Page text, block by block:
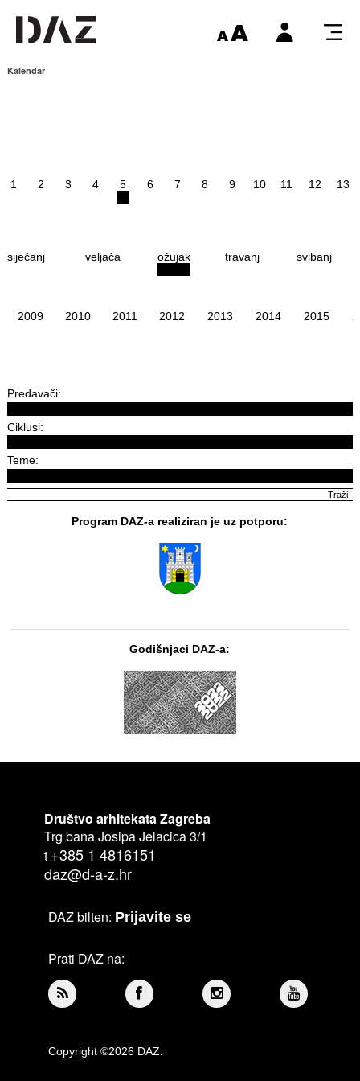
Kalendar
1 2 3 4 5 6 7 8 9 10 11 12 13
siječanj veljača ožujak travanj svibanj
2009 2010 2011 2012 2013 2014 2015
Predavači:
Ciklusi:
Teme:
Program DAZ-a realiziran je uz potporu:
Godišnjaci DAZ-a:
Društvo arhitekata Zagreba
Trg bana Josipa Jelacica 3/1
t +385 1 4816151
daz@d-a-z.hr
DAZ bilten: Prijavite se
Prati DAZ na:
Copyright ©2026 DAZ.